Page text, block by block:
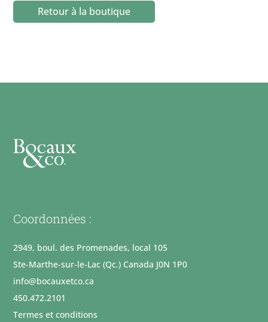
Retour à la boutique
Coordonnées :
2949, boul. des Promenades, local 105
Ste-Marthe-sur-le-Lac (Qc.) Canada J0N 1P0
info@bocauxetco.ca
450.472.2101
Termes et conditions